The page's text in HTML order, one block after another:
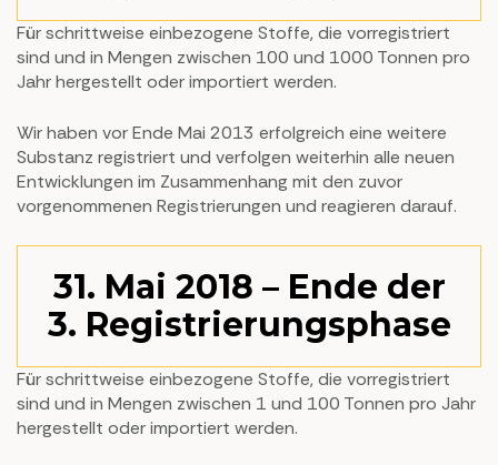
Für schrittweise einbezogene Stoffe, die vorregistriert
sind und in Mengen zwischen 100 und 1000 Tonnen pro
Jahr hergestellt oder importiert werden.
Wir haben vor Ende Mai 2013 erfolgreich eine weitere
Substanz registriert und verfolgen weiterhin alle neuen
Entwicklungen im Zusammenhang mit den zuvor
vorgenommenen Registrierungen und reagieren darauf.
31. Mai 2018 – Ende der
3. Registrierungsphase
Für schrittweise einbezogene Stoffe, die vorregistriert
sind und in Mengen zwischen 1 und 100 Tonnen pro Jahr
hergestellt oder importiert werden.